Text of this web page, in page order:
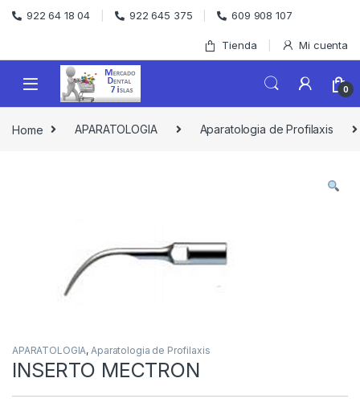
Skip to navigation
Skip to content
922 64 18 04 922 645 375 609 908 107
Tienda Mi cuenta
0
Home APARATOLOGIA Aparatologia de Profilaxis
APARATOLOGIA,Aparatologia de Profilaxis
INSERTO MECTRON